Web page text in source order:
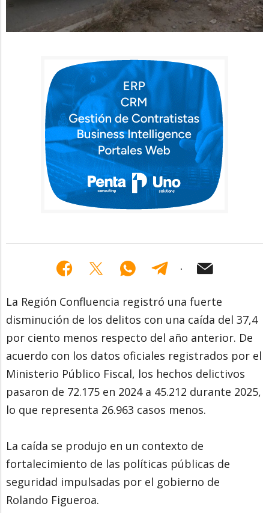
La Región Confluencia registró una fuerte
disminución de los delitos con una caída del 37,4
por ciento menos respecto del año anterior. De
acuerdo con los datos oficiales registrados por el
Ministerio Público Fiscal, los hechos delictivos
pasaron de 72.175 en 2024 a 45.212 durante 2025,
lo que representa 26.963 casos menos.
La caída se produjo en un contexto de
fortalecimiento de las políticas públicas de
seguridad impulsadas por el gobierno de
Rolando Figueroa.